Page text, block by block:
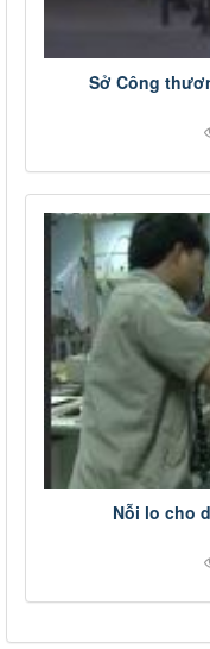
Sở Công
Nỗi lo cho